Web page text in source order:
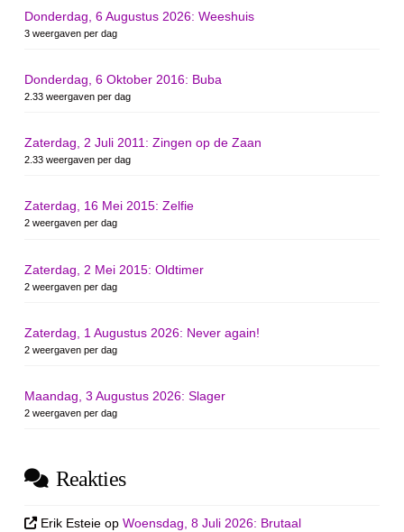
Donderdag, 6 Augustus 2026: Weeshuis
3 weergaven per dag
Donderdag, 6 Oktober 2016: Buba
2.33 weergaven per dag
Zaterdag, 2 Juli 2011: Zingen op de Zaan
2.33 weergaven per dag
Zaterdag, 16 Mei 2015: Zelfie
2 weergaven per dag
Zaterdag, 2 Mei 2015: Oldtimer
2 weergaven per dag
Zaterdag, 1 Augustus 2026: Never again!
2 weergaven per dag
Maandag, 3 Augustus 2026: Slager
2 weergaven per dag
Reakties
Erik Esteie opWoensdag, 8 Juli 2026: Brutaal